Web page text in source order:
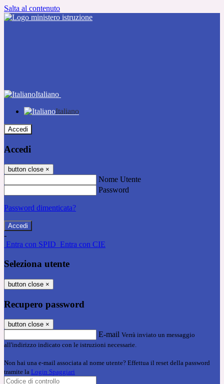
Salta al contenuto
Italiano
Italiano
Accedi
Accedi
button close ×
Nome Utente
Password
Password dimenticata?
-
Entra con SPID Entra con CIE
Seleziona utente
button close ×
Recupero password
button close ×
E-mail Verrà inviato un messaggio
all'indirizzo indicato con le istruzioni necessarie.
Non hai una e-mail associata al nome utente? Effettua il reset della password
tramite la Login Spaggiari